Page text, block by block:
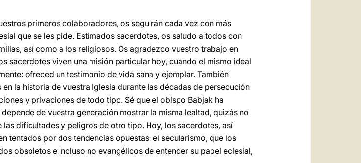
primeros colaboradores, os seguirán cada vez con más
que se les pide. Estimados sacerdotes, os saludo a todos con
así como a los religiosos. Os agradezco vuestro trabajo en
sacerdotes viven una misión particular hoy, cuando el mismo ideal
ofreced un testimonio de vida sana y ejemplar. También
la historia de vuestra Iglesia durante las décadas de persecución
y privaciones de todo tipo. Sé que el obispo Babjak ha
de vuestra generación mostrar la misma lealtad, quizás no
dificultades y peligros de otro tipo. Hoy, los sacerdotes, así
tentados por dos tendencias opuestas: el secularismo, que los
obsoletos e incluso no evangélicos de entender su papel eclesial,